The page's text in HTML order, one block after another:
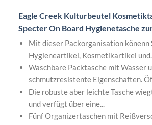
Eagle Creek Kulturbeutel
Specter On Board Hygienetasche
Mit dieser Packorganisation könenn
Hygieneartikel, Kosmetikartikel
Waschbare Packtasche mit Wasser
schmutzresistente Eigenschaften.
Die robuste aber leichte Tasche
und verfügt über eine...
Fünf Organizertaschen mit